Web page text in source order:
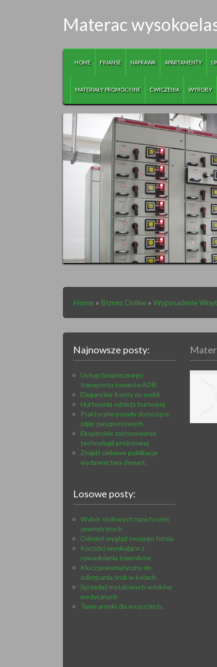
Materac
HOME FINANSE NAPRAWA APARTAMENTY
MATERIAŁY PROMOCYJNE ĆWICZENIA WYROBY
Home » Biznes Online » Wyposażenie
Najnowsze posty:
Usługi bezpiecznego
transportu towarówADR.
Eleganckie fronty do mebli
Hurtownia odzieży hurtowej
Praktyczne porady dotyczące
zdjęć paszportowych
Eksperckie zastosowanie
technologii próżniowej
Znajdź ciekawe publikacje
wydawnictwa demart.
Losowe posty:
Wybór stylowych tanich rolet
zewnętrznych
Odmień wygląd swojego fotela
Korzyści wynikające z
nawadniania trawników
Klucz pneumatyczny do
odkręcania śrub w kołach
Sprzedaż metalowych wózków
medycznych
Tanie antyki dla wszystkich.